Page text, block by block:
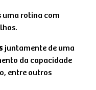
uma rotina com
juntamente de uma
da capacidade
entre outros